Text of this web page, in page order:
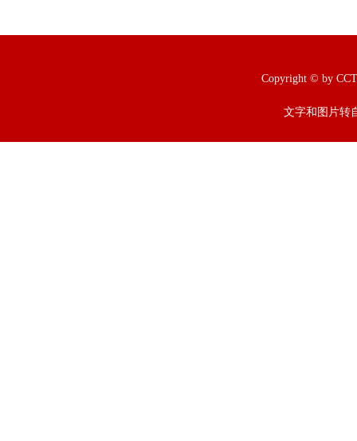
Copyright © by
文字和图片转